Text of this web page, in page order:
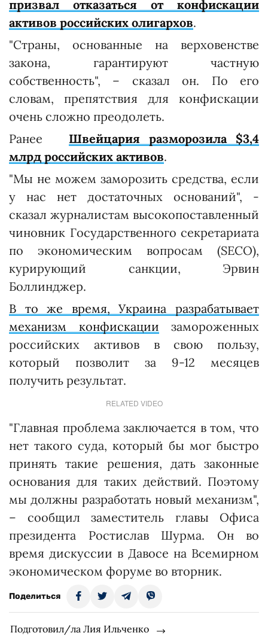
призвал отказаться от конфискации
активов российских олигархов.
"Страны, основанные на верховенстве
закона, гарантируют частную
собственность", – сказал он. По его
словам, препятствия для конфискации
очень сложно преодолеть.
Ранее Швейцария разморозила $3,4
млрд российских активов.
"Мы не можем заморозить средства, если
у нас нет достаточных оснований", -
сказал журналистам высокопоставленный
чиновник Государственного секретариата
по экономическим вопросам (SECO),
курирующий санкции, Эрвин
Боллинджер.
В то же время, Украина разрабатывает
механизм конфискации замороженных
российских активов в свою пользу,
который позволит за 9-12 месяцев
получить результат.
RELATED VIDEO
"Главная проблема заключается в том, что
нет такого суда, который бы мог быстро
принять такие решения, дать законные
основания для таких действий. Поэтому
мы должны разработать новый механизм",
– сообщил заместитель главы Офиса
президента Ростислав Шурма. Он во
время дискуссии в Давосе на Всемирном
экономическом форуме во вторник.
Поделиться
Подготовил/ла Лия Ильченко